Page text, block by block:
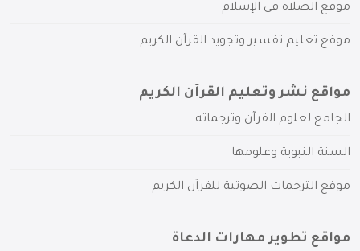
موقع الصلاة في الإسلام
موقع تعليم تفسير وتجويد القرآن الكريم
مواقع نشر وتعليم القرآن الكريم
الجامع لعلوم القرآن وترجماته
السنة النبوية وعلومها
موقع الترجمات الصوتية للقرآن الكريم
مواقع تطوير مهارات الدعاة